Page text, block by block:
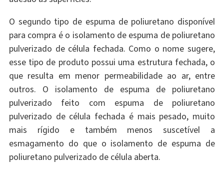
O segundo tipo de espuma de poliuretano disponível
para compra é o isolamento de espuma de poliuretano
pulverizado de célula fechada. Como o nome sugere,
esse tipo de produto possui uma estrutura fechada, o
que resulta em menor permeabilidade ao ar, entre
outros. O isolamento de espuma de poliuretano
pulverizado feito com espuma de poliuretano
pulverizado de célula fechada é mais pesado, muito
mais rígido e também menos suscetível a
esmagamento do que o isolamento de espuma de
poliuretano pulverizado de célula aberta.